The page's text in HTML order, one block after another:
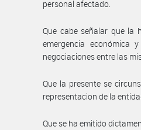
personal afectado.
Que cabe señalar que la
emergencia económica
negociaciones entre las
Que la presente se
representacion de la
Que se ha emitido